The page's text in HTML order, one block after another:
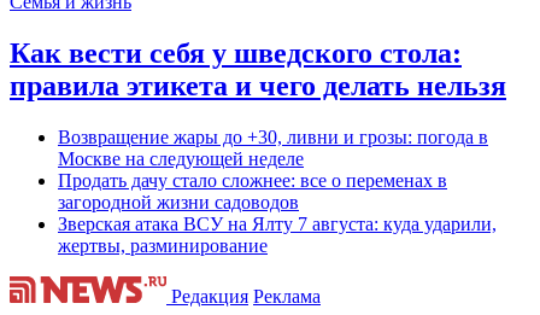
Как вести себя у шведского стола:
правила этикета и чего делать нельзя
Возвращение жары до +30, ливни и грозы: погода в
Москве на следующей неделе
Продать дачу стало сложнее: все о переменах в
загородной жизни садоводов
Зверская атака ВСУ на Ялту 7 августа: куда ударили,
жертвы, разминирование
Редакция Реклама